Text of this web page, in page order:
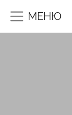
МЕНЮ